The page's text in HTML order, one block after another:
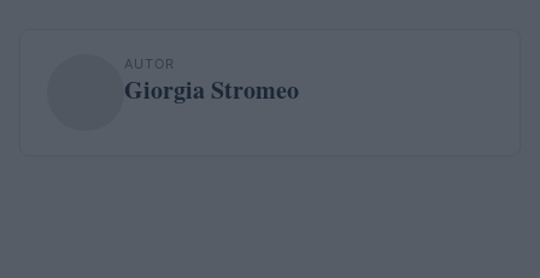
AUTOR
Giorgia Stromeo